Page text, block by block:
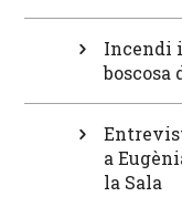
Incendi
boscosa
a
la Sala